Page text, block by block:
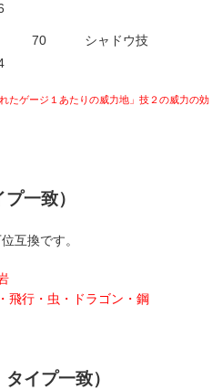
70 シャドウ技
ゲージ１あたりの威力地」技２の威力の効
一致）
互換です。
行・虫・ドラゴン・鋼
イプ一致）